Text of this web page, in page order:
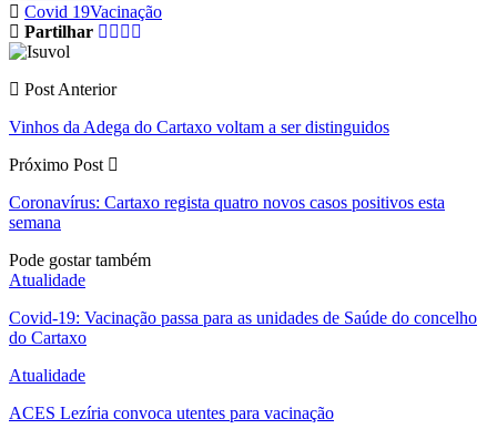
Covid 19Vacinação
Partilhar
Post Anterior
Vinhos da Adega do Cartaxo voltam a ser distinguidos
Próximo Post
Coronavírus: Cartaxo regista quatro novos casos positivos esta
semana
Pode gostar também
Atualidade
Covid-19: Vacinação passa para as unidades de Saúde do concelho
do Cartaxo
Atualidade
ACES Lezíria convoca utentes para vacinação